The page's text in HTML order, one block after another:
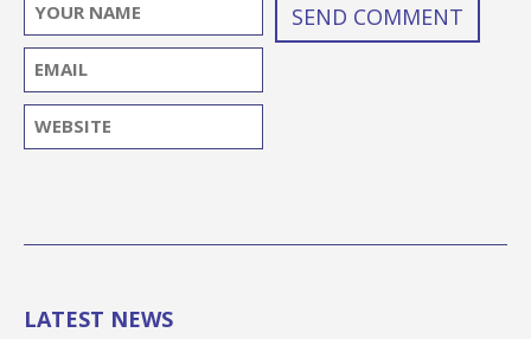
LATEST NEWS